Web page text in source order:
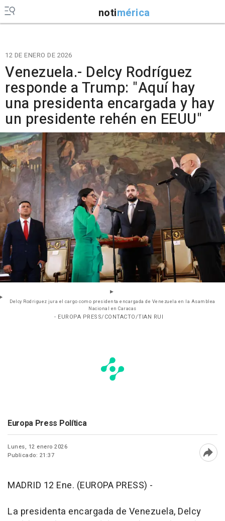
notimérica
12 DE ENERO DE 2026
Venezuela.- Delcy Rodríguez
responde a Trump: "Aquí hay
una presidenta encargada y hay
un presidente rehén en EEUU"
Delcy Rodriguez jura el cargo como presidenta encargada de Venezuela en la Asamblea
Nacional en Caracas
- EUROPA PRESS/CONTACTO/TIAN RUI
Europa Press Política
Lunes, 12 enero 2026
Publicado: 21:37
MADRID 12 Ene. (EUROPA PRESS) -
La presidenta encargada de Venezuela, Delcy